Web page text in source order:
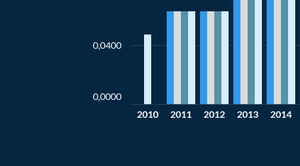
2010 2011 2012 2013 2014
0,0000
0,0400